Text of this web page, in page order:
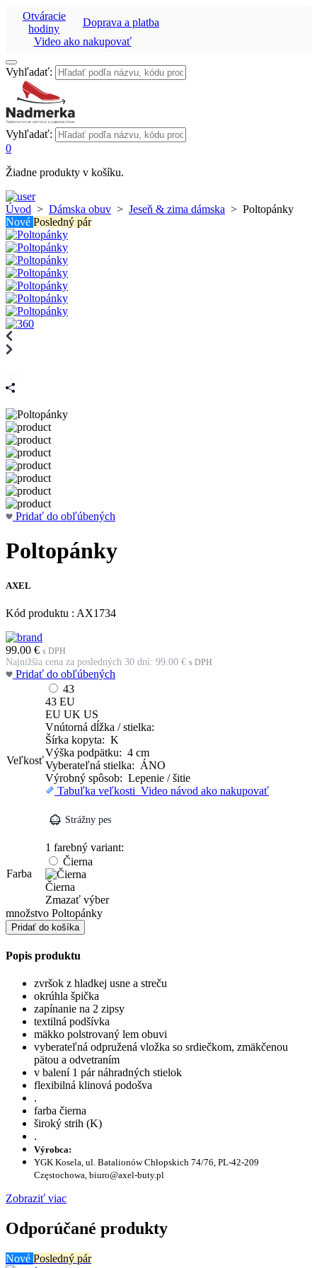
Otváracie
hodiny
Doprava a platba
Video ako nakupovať
Vyhľadať:
Vyhľadať:
0
Žiadne produkty v košíku.
Úvod > Dámska obuv > Jeseň & zima dámska > Poltopánky
Nové Posledný pár
Pridať do obľúbených
Poltopánky
AXEL
Kód produktu : AX1734
99.00 € s DPH
Najnižšia cena za posledných 30 dní: 99.00 € s DPH
Pridať do obľúbených
Veľkosť
43
43 EU
EU UK US
Vnútorná dĺžka / stielka:
Šírka kopyta: K
Výška podpätku: 4 cm
Vyberateľná stielka: ÁNO
Výrobný spôsob: Lepenie / šitie
Tabuľka veľkosti Video návod ako nakupovať
Strážny pes
Farba
1 farebný variant:
Čierna
Čierna
Zmazať výber
množstvo Poltopánky
Pridať do košíka
Popis produktu
zvršok z hladkej usne a streču
okrúhla špička
zapínanie na 2 zipsy
textilná podšívka
mäkko polstrovaný lem obuvi
vyberateľná odpružená vložka so srdiečkom, zmäkčenou
pätou a odvetraním
v balení 1 pár náhradných stielok
flexibilná klinová podošva
.
farba čierna
široký strih (K)
.
Výrobca:
YGK Kosela, ul. Batalionów Chłopskich 74/76, PL-42-209
Częstochowa, biuro@axel-buty.pl
Zobraziť viac
Odporúčané produkty
Nové Posledný pár